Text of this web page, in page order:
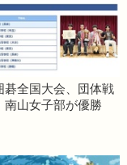
碁全国大会、団体戦
南山女子部が優勝